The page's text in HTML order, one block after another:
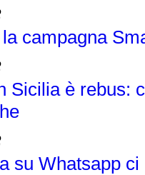
campagna
Sicilia è rebus:
su Whatsapp